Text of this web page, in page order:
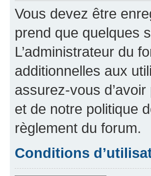
Vous devez être
prend que quelques
L’administrateur du
additionnelles aux
assurez-vous
et de notre politique
règlement du forum.
Conditions